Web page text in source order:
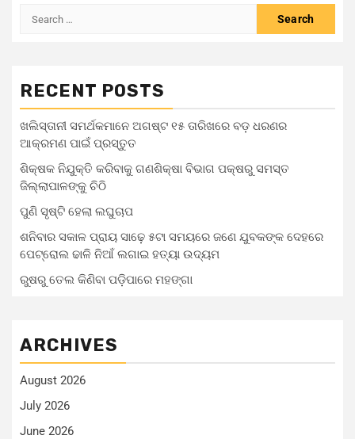
RECENT POSTS
ଖଲିସ୍ତାନୀ ସମର୍ଥକମାନେ ଅଗଷ୍ଟ ୧୫ ତାରିଖରେ ବଡ଼ ଧରଣର
ଆକ୍ରମଣ ପାଇଁ ପ୍ରସ୍ତୁତ
ଶିକ୍ଷକ ନିଯୁକ୍ତି କରିବାକୁ ଗଣଶିକ୍ଷା ବିଭାଗ ପକ୍ଷରୁ ସମସ୍ତ
ଜିଲ୍ଲାପାଳଙ୍କୁ ଚିଠି
ପୁଣି ସୃଷ୍ଟି ହେଲା ଲଘୁଚାପ
ଶନିବାର ସକାଳ ପ୍ରାୟ ସାଢ଼େ ୫ଟା ସମୟରେ ଜଣେ ଯୁବକଙ୍କ ଦେହରେ
ପେଟ୍ରୋଲ ଢାଳି ନିଆଁ ଲଗାଇ ହତ୍ୟା ଉଦ୍ୟମ
ରୁଷରୁ ତେଲ କିଣିବା ପଡ଼ିପାରେ ମହଙ୍ଗା
ARCHIVES
August 2026
July 2026
June 2026